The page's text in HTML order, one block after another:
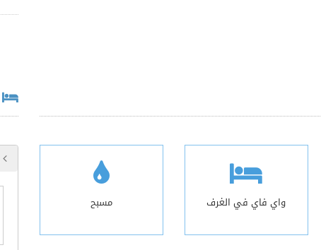
واي فاي في الغرف مسبح